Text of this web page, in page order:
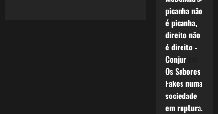
picanha não
é picanha,
direito não
é direito -
Conjurem
Os Sabores
Fakes numa
sociedade
em ruptura.